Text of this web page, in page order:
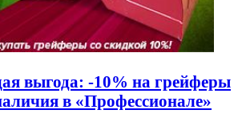
выгода: -10% на грейферы
в «Профессионале»